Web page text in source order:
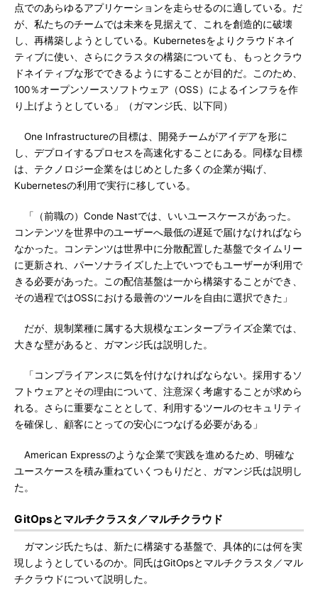
点でのあらゆるアプリケーションを走らせるのに適している。だ
が、私たちのチームでは未来を見据えて、これを創造的に破壊
し、再構築しようとしている。Kubernetesをよりクラウドネイ
ティブに使い、さらにクラスタの構築についても、もっとクラウ
ドネイティブな形でできるようにすることが目的だ。このため、
100％オープンソースソフトウェア（OSS）によるインフラを作
り上げようとしている」（ガマンジ氏、以下同）
One Infrastructureの目標は、開発チームがアイデアを形に
し、デプロイするプロセスを高速化することにある。同様な目標
は、テクノロジー企業をはじめとした多くの企業が掲げ、
Kubernetesの利用で実行に移している。
「（前職の）Conde Nastでは、いいユースケースがあった。
コンテンツを世界中のユーザーへ最低の遅延で届けなければなら
なかった。コンテンツは世界中に分散配置した基盤でタイムリー
に更新され、パーソナライズした上でいつでもユーザーが利用で
きる必要があった。この配信基盤は一から構築することができ、
その過程ではOSSにおける最善のツールを自由に選択できた」
だが、規制業種に属する大規模なエンタープライズ企業では、
大きな壁があると、ガマンジ氏は説明した。
「コンプライアンスに気を付けなければならない。採用するソ
フトウェアとその理由について、注意深く考慮することが求めら
れる。さらに重要なこととして、利用するツールのセキュリティ
を確保し、顧客にとっての安心につなげる必要がある」
American Expressのような企業で実践を進めるため、明確な
ユースケースを積み重ねていくつもりだと、ガマンジ氏は説明し
た。
GitOpsとマルチクラスタ／マルチクラウド
ガマンジ氏たちは、新たに構築する基盤で、具体的には何を実
現しようとしているのか。同氏はGitOpsとマルチクラスタ／マル
チクラウドについて説明した。